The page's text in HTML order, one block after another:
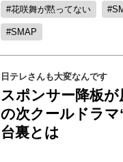
花咲舞が黙ってない
SMAP
日テレさんも大変なんです
スポンサー降板
の次クールドラ
台裏とは